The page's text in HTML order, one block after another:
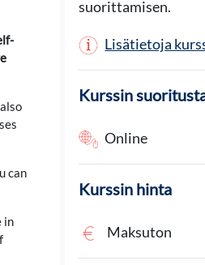
suorittamisen.
Lisätietoja
Kurssin
Online
Kurssin hinta
Maksuton
can
in